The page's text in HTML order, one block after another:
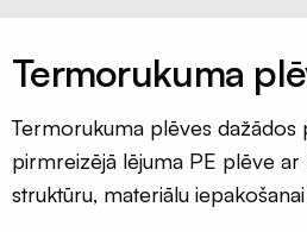
Termorukuma
Termorukuma plēves dažādos
pirmreizējā lējuma PE plēve ar
struktūru, materiālu
plēves
Difūzijas
membrānas
sistēmas
Gaisvadi
un